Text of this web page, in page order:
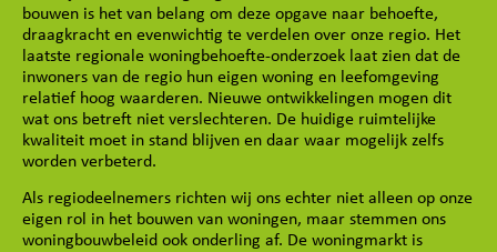
bouwen is het van belang om deze opgave naar behoefte,
draagkracht en evenwichtig te verdelen over onze regio. Het
laatste regionale woningbehoefte-onderzoek laat zien dat de
inwoners van de regio hun eigen woning en leefomgeving
relatief hoog waarderen. Nieuwe ontwikkelingen mogen dit
wat ons betreft niet verslechteren. De huidige ruimtelijke
kwaliteit moet in stand blijven en daar waar mogelijk zelfs
worden verbeterd.
Als regiodeelnemers richten wij ons echter niet alleen op onze
eigen rol in het bouwen van woningen, maar stemmen ons
woningbouwbeleid ook onderling af. De woningmarkt is